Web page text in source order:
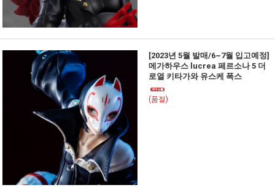
[2023년 5월 발매/6~7월 입고예정]
메가하우스 lucrea 페르소나 5 더
로열 키타가와 유스케 폭스
(품절)